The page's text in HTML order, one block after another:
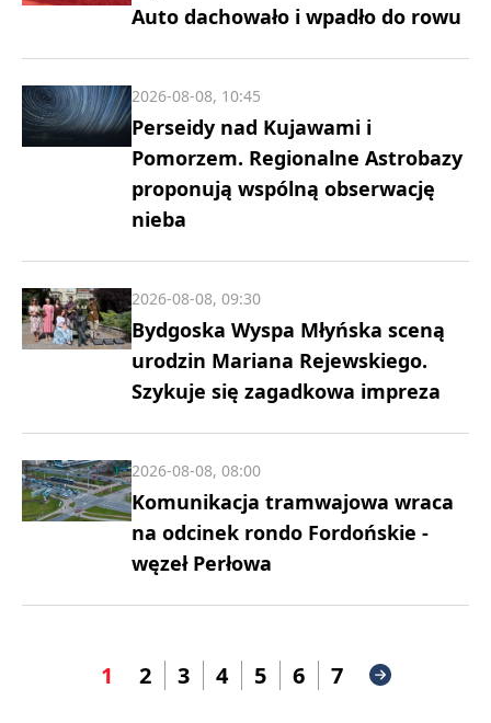
Auto dachowało i wpadło do rowu
Perseidy nad Kujawami i
Pomorzem. Regionalne Astrobazy
proponują wspólną obserwację
nieba
2026-08-08, 10:45
Bydgoska Wyspa Młyńska sceną
urodzin Mariana Rejewskiego.
Szykuje się zagadkowa impreza
2026-08-08, 09:30
Komunikacja tramwajowa wraca
na odcinek rondo Fordońskie -
węzeł Perłowa
2026-08-08, 08:00
1 2 3 4 5 6 7